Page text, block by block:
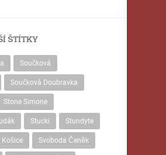
ŠTÍTKY
Součková
Součková Doubravka
Stone Simone
Stucki Stundyte
Svoboda Čeněk